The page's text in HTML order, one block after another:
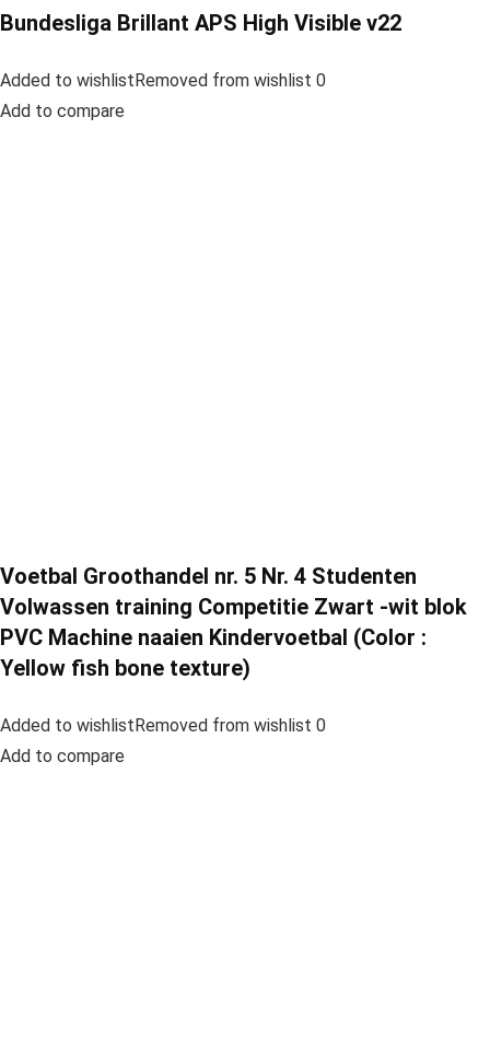
Bundesliga Brillant APS High Visible v22
Added to wishlistRemoved from wishlist 0
Add to compare
Voetbal Groothandel nr. 5 Nr. 4 Studenten
Volwassen training Competitie Zwart -wit blok
PVC Machine naaien Kindervoetbal (Color :
Yellow fish bone texture)
Added to wishlistRemoved from wishlist 0
Add to compare